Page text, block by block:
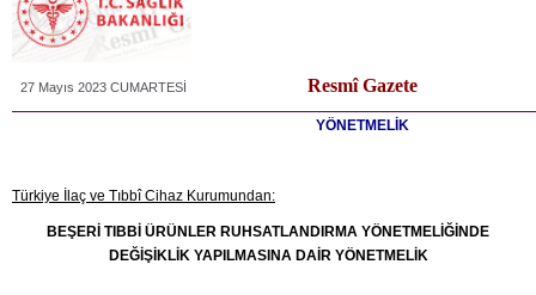
27 Mayıs 2023 CUMARTESİ Resmî Gazete
YÖNETMELİK
Türkiye İlaç ve Tıbbî Cihaz Kurumundan:
BEŞERİ TIBBİ ÜRÜNLER RUHSATLANDIRMA YÖNETMELİĞİNDE
DEĞİŞİKLİK YAPILMASINA DAİR YÖNETMELİK